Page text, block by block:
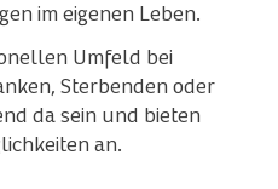
im eigenen Leben.
Umfeld bei
Sterbenden oder
da sein und bieten
an.